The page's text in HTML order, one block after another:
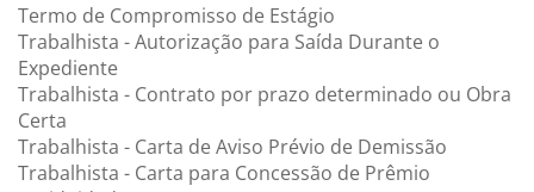
Termo de Compromisso de Estágio
Trabalhista - Autorização para Saída Durante o
Expediente
Trabalhista - Contrato por prazo determinado ou Obra
Certa
Trabalhista - Carta de Aviso Prévio de Demissão
Trabalhista - Carta para Concessão de Prêmio